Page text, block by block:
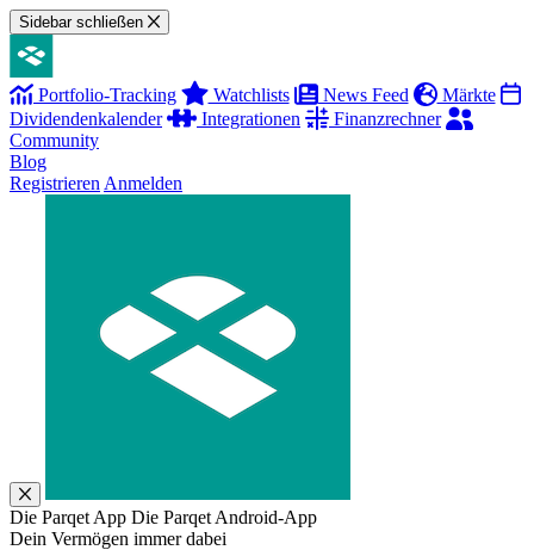
Sidebar schließen
Portfolio-Tracking Watchlists News Feed
Märkte
Dividendenkalender
Integrationen
Finanzrechner
Community
Blog
Registrieren Anmelden
Die Parqet App Die Parqet Android-App
Dein Vermögen immer dabei